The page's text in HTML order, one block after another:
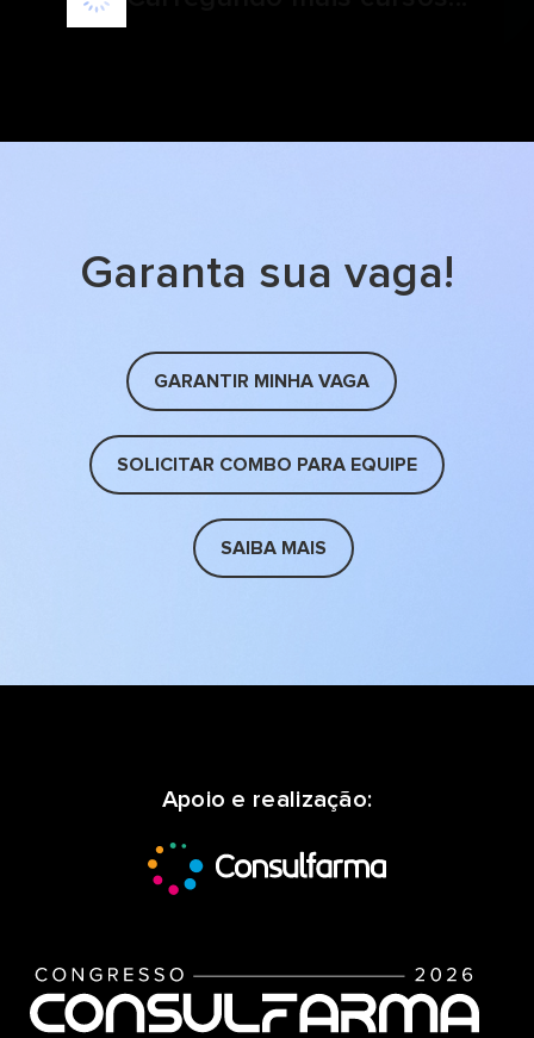
Garanta sua vaga!
GARANTIR MINHA VAGA
SOLICITAR COMBO PARA EQUIPE
SAIBA MAIS
Apoio e realização: